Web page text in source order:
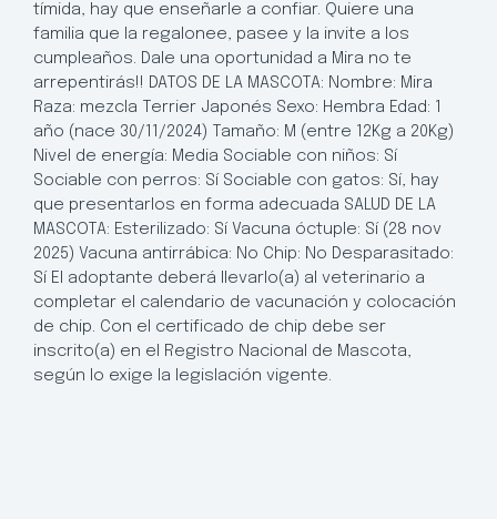
tímida, hay que enseñarle a confiar. Quiere una
familia que la regalonee, pasee y la invite a los
cumpleaños. Dale una oportunidad a Mira no te
arrepentirás!! DATOS DE LA MASCOTA: Nombre: Mira
Raza: mezcla Terrier Japonés Sexo: Hembra Edad: 1
año (nace 30/11/2024) Tamaño: M (entre 12Kg a 20Kg)
Nivel de energía: Media Sociable con niños: Sí
Sociable con perros: Sí Sociable con gatos: Sí, hay
que presentarlos en forma adecuada SALUD DE LA
MASCOTA: Esterilizado: Sí Vacuna óctuple: Sí (28 nov
2025) Vacuna antirrábica: No Chip: No Desparasitado:
Sí El adoptante deberá llevarlo(a) al veterinario a
completar el calendario de vacunación y colocación
de chip. Con el certificado de chip debe ser
inscrito(a) en el Registro Nacional de Mascota,
según lo exige la legislación vigente.